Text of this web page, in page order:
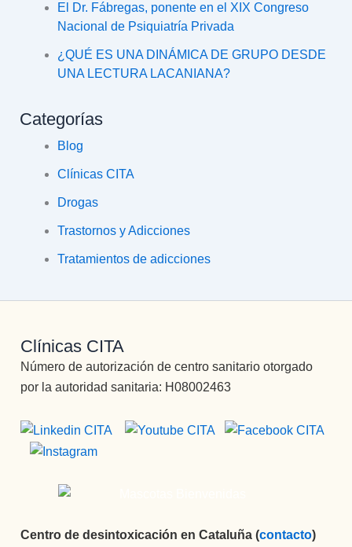
El Dr. Fábregas, ponente en el XIX Congreso
Nacional de Psiquiatría Privada
¿QUÉ ES UNA DINÁMICA DE GRUPO DESDE
UNA LECTURA LACANIANA?
Categorías
Blog
Clínicas CITA
Drogas
Trastornos y Adicciones
Tratamientos de adicciones
Clínicas CITA
Número de autorización de centro sanitario otorgado
por la autoridad sanitaria: H08002463
Centro de desintoxicación en Cataluña (contacto)